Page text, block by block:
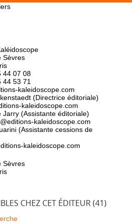
Sèvres
44 07 08
44 53 71
kaleidoscope.com
(Directrice éditoriale)
kaleidoscope.com
Jarry (Assistante éditoriale)
kaleidoscope.com
(Assistante cessions de
kaleidoscope.com
Sèvres
CHEZ CET ÉDITEUR (41)